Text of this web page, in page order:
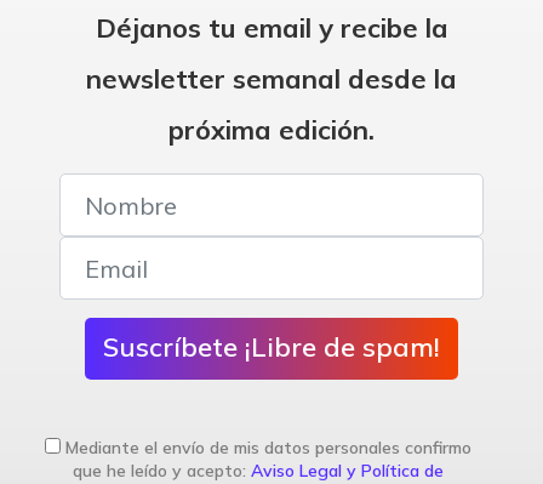
Déjanos tu email y recibe la
newsletter semanal desde la
próxima edición.
Suscríbete ¡Libre de spam!
Mediante el envío de mis datos personales confirmo
que he leído y acepto: Aviso Legal y Política de